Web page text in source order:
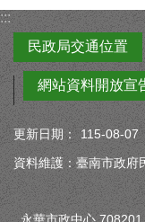
:::
民政局交通位置
網站資料開放宣
更新日期：
115-08-07
資料維護：臺南市政府
永華市政中心